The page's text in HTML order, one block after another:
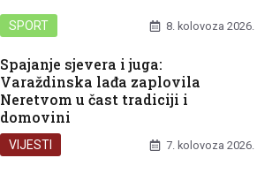
SPORT 8. kolovoza 2026.
Spajanje sjevera i juga:
Varaždinska lađa zaplovila
Neretvom u čast tradiciji i
domovini
VIJESTI 7. kolovoza 2026.